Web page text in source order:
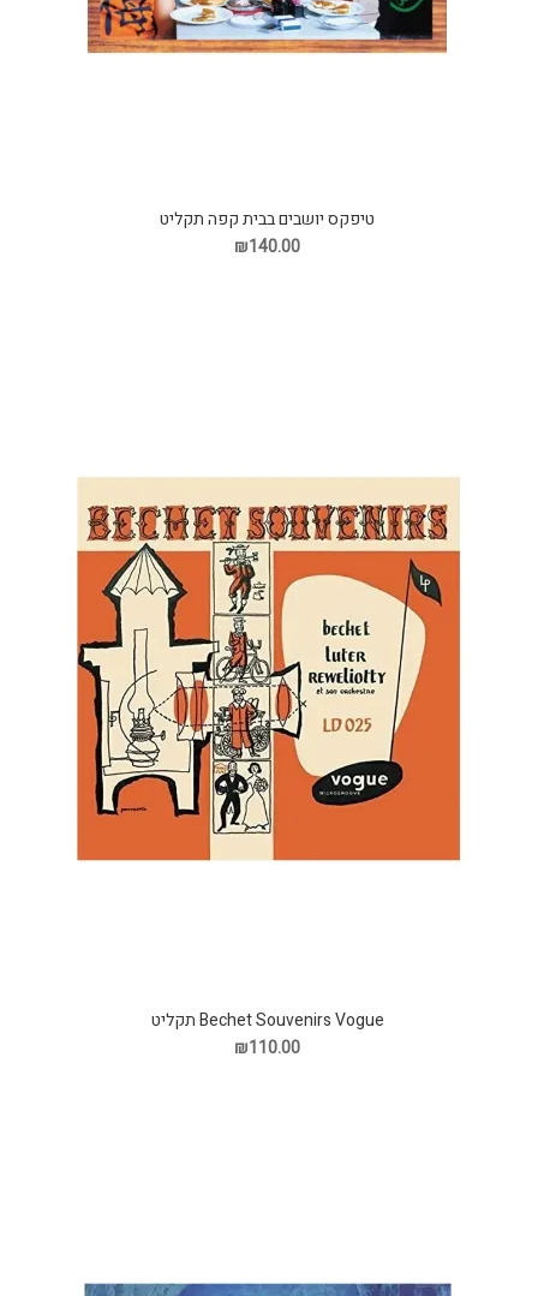
טיפקס יושבים בבית קפה תקליט
₪140.00
Bechet Souvenirs Vogue תקליט
₪110.00